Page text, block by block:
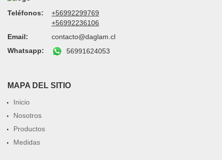
Teléfonos:
+56992299769
+56992236106
Email:
contacto@daglam.cl
Whatsapp:
56991624053
MAPA DEL SITIO
Inicio
Nosotros
Productos
Medidas